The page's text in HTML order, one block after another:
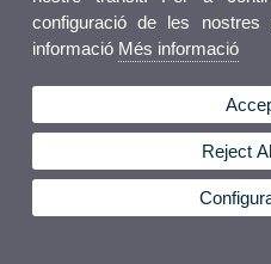
configuració de les
informació Més informació
Reject